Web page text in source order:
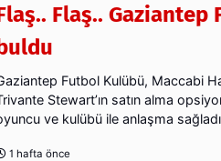
Flaş.. Gaziantep
Futbol Kulübü, Maccabi
Stewart’ın satın alma
ve kulübü ile anlaşma
1 hafta önce